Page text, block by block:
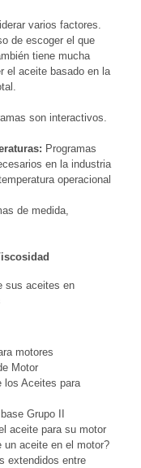
varios factores.
de escoger el que
tiene mucha
el aceite basado en la
son interactivos.
Programas
en la industria
operacional
de medida,
sus aceites en
motores
Motor
los Aceites para
Grupo II
aceite para su motor
un aceite en el motor?
extendidos entre